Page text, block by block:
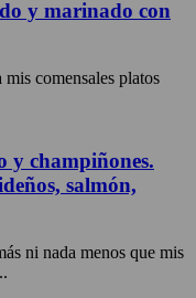
y marinado con
comensales platos
y champiñones.
salmón,
ni nada menos que mis